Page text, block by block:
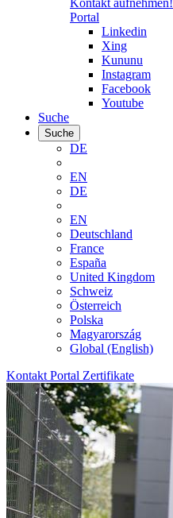
Kontakt aufnehmen!
Portal
Linkedin
Xing
Kununu
Instagram
Facebook
Youtube
Suche
Suche
DE
EN
DE
EN
Deutschland
France
España
United Kingdom
Schweiz
Österreich
Polska
Magyarország
Global (English)
Kontakt Portal Zertifikate